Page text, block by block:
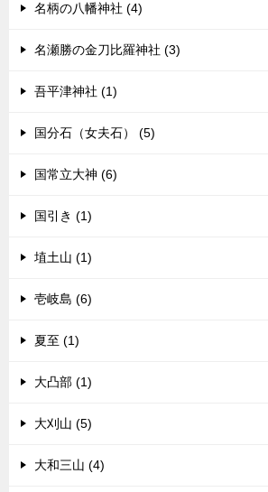
名柄の八幡神社 (4)
名瀬勝の金刀比羅神社 (3)
吾平津神社 (1)
国分石（女夫石） (5)
国常立大神 (6)
国引き (1)
埴土山 (1)
壱岐島 (6)
夏至 (1)
大凸部 (1)
大刈山 (5)
大和三山 (4)